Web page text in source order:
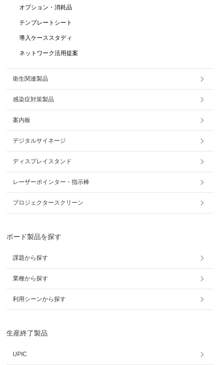
オプション・消耗品
テンプレートシート
導入ケーススタディ
ネットワーク活用提案
衛生関連製品
感染症対策製品
案内板
デジタルサイネージ
ディスプレイスタンド
レーザーポインター・指示棒
プロジェクタースクリーン
ボード製品を探す
課題から探す
業種から探す
利用シーンから探す
生産終了製品
UPIC